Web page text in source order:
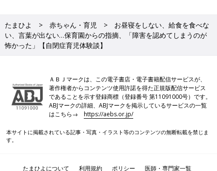
しました。
今までしんどかったこだわりは「食べ物が熱々じゃないと食べな
しまうのではと心配しましたし、給食もお弁当も食べられない
し、外食もできませんでした。
「あたためなくてもおいしいよ」と伝え続け、レンジの回数減ら
やく常温のものを食べられるようになりました。今では猫舌なぐ
たまひよ 赤ちゃん・育児
お昼寝をしない、給食を食べな
い、言葉が出ない…保育園からの指摘、「障害を認めてしまうのが
怖かった」【自閉症育児体験談】
ＡＢＪマークは、この電子書店・電子書籍配信サービスが、
著作権者からコンテンツ使用許諾を得た正規版配信サービス
であることを示す登録商標（登録番号 第11091000号）です。
ABJマークの詳細、ABJマークを掲示しているサービスの一覧
はこちら→https://aebs.or.jp/
本サイトに掲載されている記事・写真・イラスト等のコンテンツの無断転載を禁じま
す。
たまひよについて 利用規約 ポリシー 医師・専門家一覧